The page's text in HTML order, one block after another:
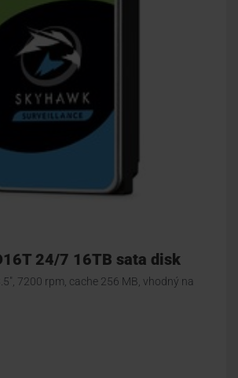
24/7 16TB sata disk
7200 rpm, cache 256 MB, vhodný na